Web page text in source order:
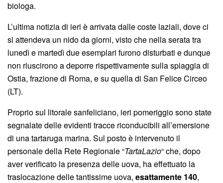
biologa.
L’ultima notizia di ieri è arrivata dalle coste laziali, dove ci
si attendeva un nido da giorni, visto che nella serata tra
lunedì e martedì due esemplari furono disturbati e dunque
non riuscirono a deporre rispettivamente sulla spiaggia di
Ostia, frazione di Roma, e su quella di San Felice Circeo
(LT).
Proprio sul litorale sanfeliciano, ieri pomeriggio sono state
segnalate delle evidenti tracce riconducibili all’emersione
di una tartaruga marina. Sul posto è intervenuto il
personale della Rete Regionale “TartaLazio“ che, dopo
aver verificato la presenza delle uova, ha effettuato la
traslocazione delle tantissime uova, esattamente 140,